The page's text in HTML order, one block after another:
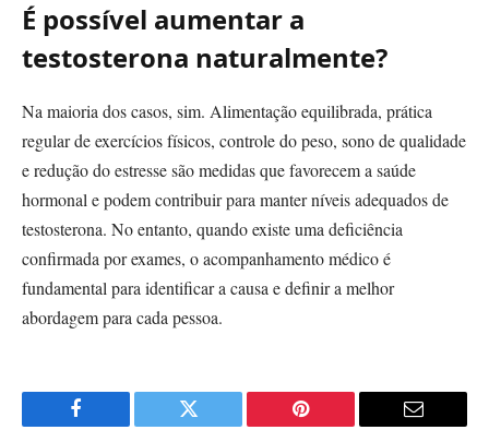
É possível aumentar a
testosterona naturalmente?
Na maioria dos casos, sim. Alimentação equilibrada, prática
regular de exercícios físicos, controle do peso, sono de qualidade
e redução do estresse são medidas que favorecem a saúde
hormonal e podem contribuir para manter níveis adequados de
testosterona. No entanto, quando existe uma deficiência
confirmada por exames, o acompanhamento médico é
fundamental para identificar a causa e definir a melhor
abordagem para cada pessoa.
Facebook Twitter Pinterest Email